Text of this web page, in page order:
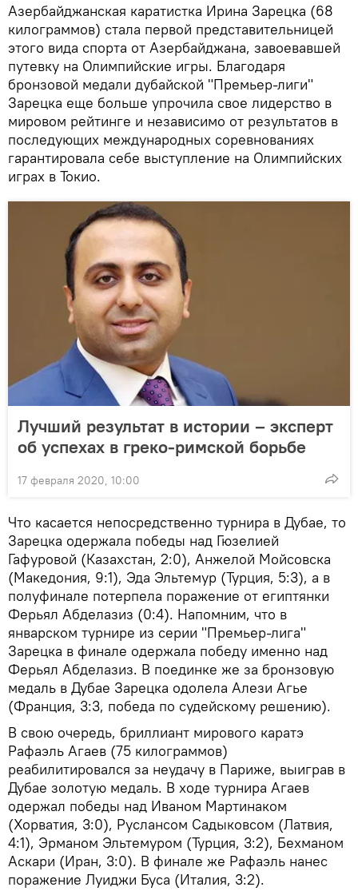
Азербайджанская каратистка Ирина Зарецка (68
килограммов) стала первой представительницей
этого вида спорта от Азербайджана, завоевавшей
путевку на Олимпийские игры. Благодаря
бронзовой медали дубайской "Премьер-лиги"
Зарецка еще больше упрочила свое лидерство в
мировом рейтинге и независимо от результатов в
последующих международных соревнованиях
гарантировала себе выступление на Олимпийских
играх в Токио.
Лучший результат в истории – эксперт
об успехах в греко-римской борьбе
17 февраля 2020, 10:00
Что касается непосредственно турнира в Дубае, то
Зарецка одержала победы над Гюзелией
Гафуровой (Казахстан, 2:0), Анжелой Мойсовска
(Македония, 9:1), Эда Эльтемур (Турция, 5:3), а в
полуфинале потерпела поражение от египтянки
Ферьял Абделазиз (0:4). Напомним, что в
январском турнире из серии "Премьер-лига"
Зарецка в финале одержала победу именно над
Ферьял Абделазиз. В поединке же за бронзовую
медаль в Дубае Зарецка одолела Алези Агье
(Франция, 3:3, победа по судейскому решению).
В свою очередь, бриллиант мирового каратэ
Рафаэль Агаев (75 килограммов)
реабилитировался за неудачу в Париже, выиграв в
Дубае золотую медаль. В ходе турнира Агаев
одержал победы над Иваном Мартинаком
(Хорватия, 3:0), Руслансом Садыковсом (Латвия,
4:1), Эрманом Эльтемуром (Турция, 3:2), Бехманом
Аскари (Иран, 3:0). В финале же Рафаэль нанес
поражение Луиджи Буса (Италия, 3:2).